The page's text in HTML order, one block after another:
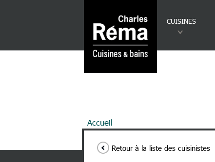
CUISINES
Fil d'Ariane
Accueil
Retour à la liste des cuisinistes